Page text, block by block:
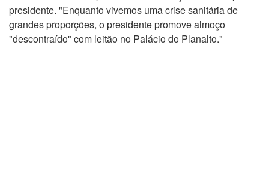
presidente. "Enquanto vivemos uma crise sanitária de
grandes proporções, o presidente promove almoço
"descontraído" com leitão no Palácio do Planalto."